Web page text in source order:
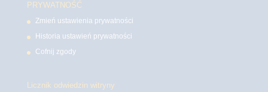
PRYWATNOŚĆ
Zmień ustawienia prywatności
Historia ustawień prywatności
Cofnij zgody
Licznik odwiedzin witryny